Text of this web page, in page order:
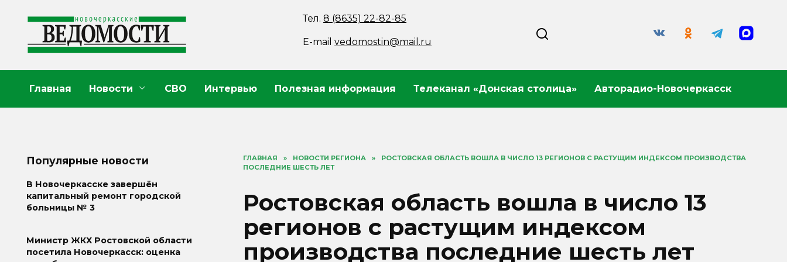
содержанию
Тел.8 (8635) 22-82-85
E-mailvedomostin@mail.ru
Главная Новости СВО Интервью Полезная информация Телеканал «Донская столица» Авторадио-Новочеркасск
ГЛАВНАЯ » НОВОСТИ РЕГИОНА »
РОСТОВСКАЯ ОБЛАСТЬ ВОШЛА В ЧИСЛО 13 РЕГИОНОВ С РАСТУЩИМ ИНДЕКСОМ ПРОИЗВОДСТВА
ПОСЛЕДНИЕ ШЕСТЬ ЛЕТ
Ростовская область вошла в число 13
регионов с растущим индексом
производства последние шесть лет
Популярные новости
В Новочеркасске завершён
капитальный ремонт городской
больницы № 3
Министр ЖКХ Ростовской области
посетила Новочеркасск: оценка